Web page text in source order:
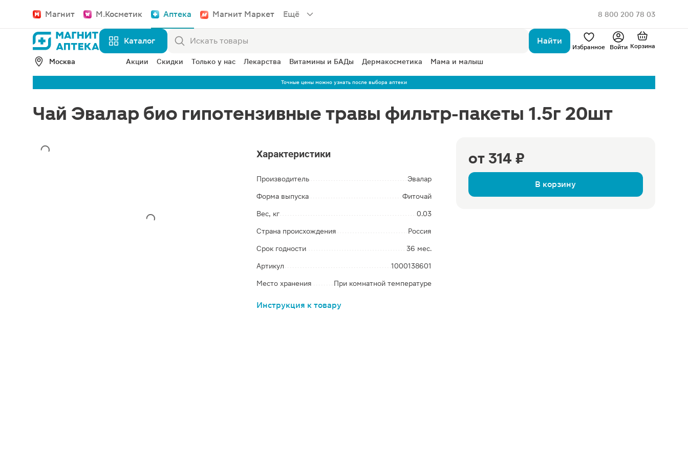
Магнит М.Косметик Аптека Магнит Маркет Ещё 8 800 200 78 03
Каталог Найти
Избранное Войти Корзина
Москва Акции Скидки Только у нас Лекарства Витамины и БАДы Дермакосметика Мама и малыш
Точные цены можно узнать после выбора аптеки
Чай Эвалар био гипотензивные травы фильтр-пакеты 1.5г 20шт
от 314 ₽
В корзину
Характеристики
Производитель Эвалар
Форма выпуска Фиточай
Вес, кг 0.03
Страна происхождения Россия
Срок годности 36 мес.
Артикул 1000138601
Место хранения При комнатной температуре
Инструкция к товару